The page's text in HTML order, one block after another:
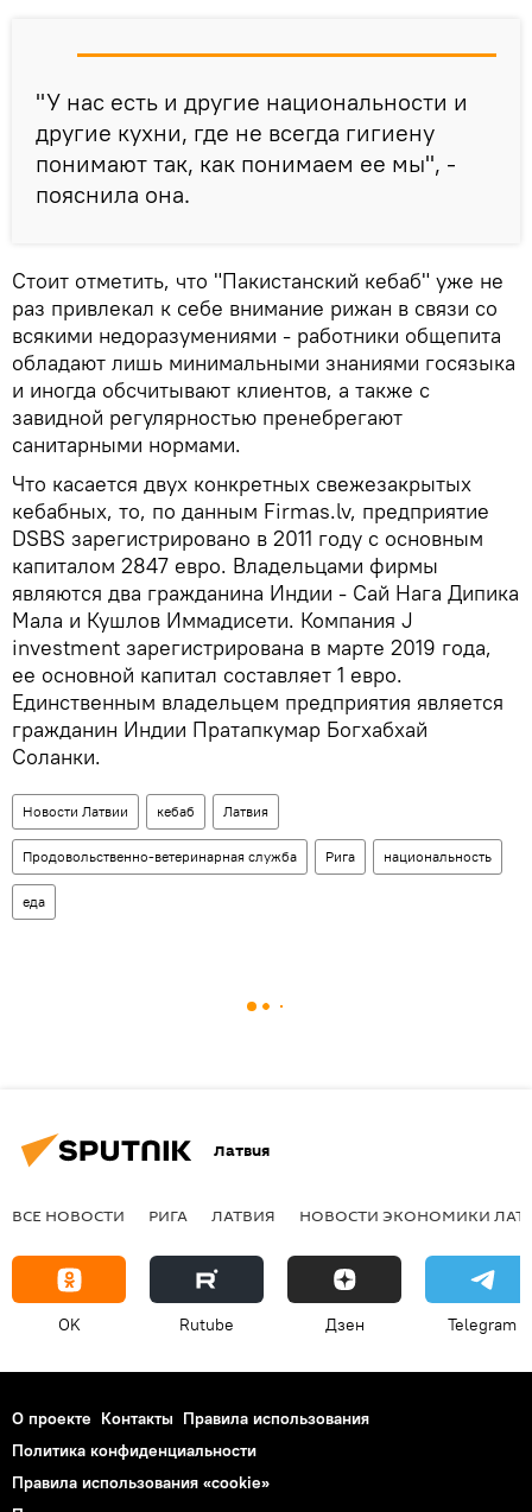
"У нас есть и другие национальности и
другие кухни, где не всегда гигиену
понимают так, как понимаем ее мы", -
пояснила она.
Стоит отметить, что "Пакистанский кебаб" уже не
раз привлекал к себе внимание рижан в связи со
всякими недоразумениями - работники общепита
обладают лишь минимальными знаниями госязыка
и иногда обсчитывают клиентов, а также с
завидной регулярностью пренебрегают
санитарными нормами.
Что касается двух конкретных свежезакрытых
кебабных, то, по данным Firmas.lv, предприятие
DSBS зарегистрировано в 2011 году с основным
капиталом 2847 евро. Владельцами фирмы
являются два гражданина Индии - Сай Нага Дипика
Мала и Кушлов Иммадисети. Компания J
investment зарегистрирована в марте 2019 года,
ее основной капитал составляет 1 евро.
Единственным владельцем предприятия является
гражданин Индии Пратапкумар Богхабхай
Соланки.
Новости Латвии кебаб Латвия
Продовольственно-ветеринарная служба Рига национальность
еда
Латвия
ВСЕ НОВОСТИ РИГА ЛАТВИЯ НОВОСТИ ЭКОНОМИКИ
OK Rutube Дзен Telegram
О проекте Контакты Правила использования
Политика конфиденциальности
Правила использования «cookie»